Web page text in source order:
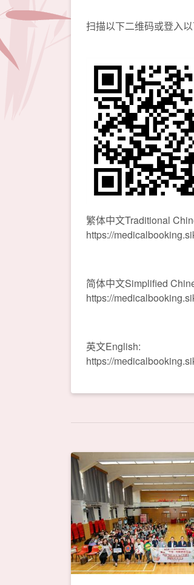
扫描以下二维码或登入
繁体中文Traditional
https://
简体中文Simplified
https://
英文English:
https://